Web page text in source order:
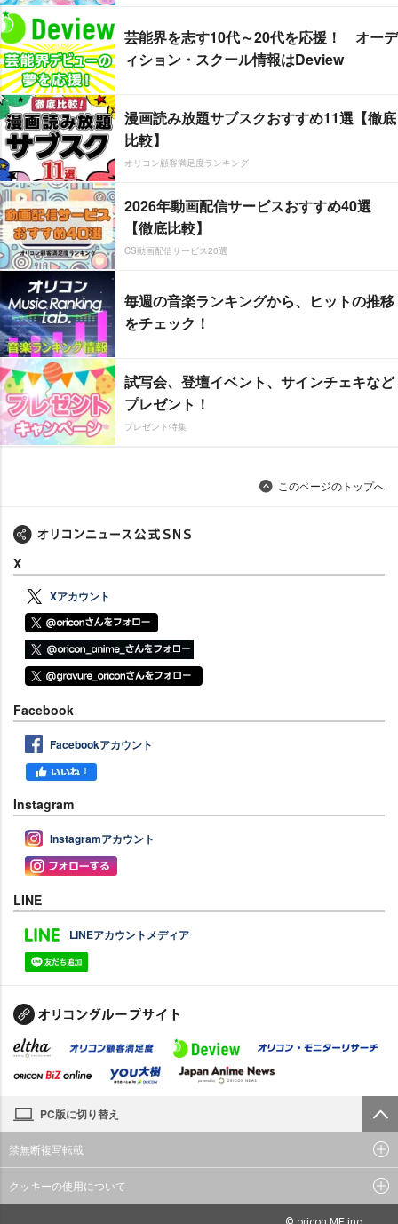
芸能界を志す10代～20代を応援！ オーデ
ィション・スクール情報はDeview
漫画読み放題サブスクおすすめ11選【徹底
比較】
オリコン顧客満足度ランキング
2026年動画配信サービスおすすめ40選
【徹底比較】
CS動画配信サービス20選
毎週の音楽ランキングから、ヒットの推移
をチェック！
試写会、登壇イベント、サインチェキなど
プレゼント！
プレゼント特集
このページのトップへ
X
Xアカウント
Facebook
Facebookアカウント
Instagram
Instagramアカウント
LINE
LINEアカウントメディア
PC版に切り替え
禁無断複写転載
クッキーの使用について